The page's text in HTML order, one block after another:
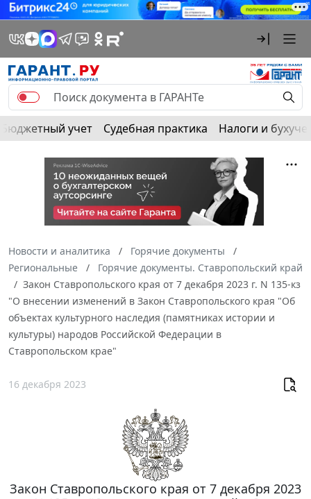
Бюджетный учет Судебная практика Налоги и
Новости и аналитика
Горячие документы
Региональные
Горячие документы. Ставропольский край
Закон Ставропольского края от 7 декабря 2023 г. N 135-кз
"О внесении изменений в Закон Ставропольского края "Об
объектах культурного наследия (памятниках истории и
культуры) народов Российской Федерации в
Ставропольском крае"
16 декабря 2023
Закон Ставропольского края от 7 декабря 2023